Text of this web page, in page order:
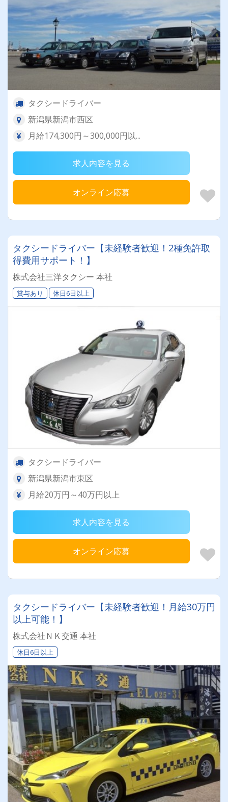
タクシードライバー
新潟県新潟市西区
月給174,300円～300,000円以...
求人内容を見る
オンライン応募
タクシードライバー【未経験者歓迎！2種免許取
得費用サポート！】
株式会社三洋タクシー 本社
賞与あり 休日6日以上
タクシードライバー
新潟県新潟市東区
月給20万円～40万円以上
求人内容を見る
オンライン応募
タクシードライバー【未経験者歓迎！月給30万円
以上可能！】
株式会社ＮＫ交通 本社
休日6日以上